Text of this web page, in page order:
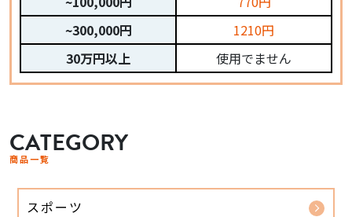
~300,000円
30万円以上
1210円
使用でません
CATEGORY
商品一覧
スポーツ